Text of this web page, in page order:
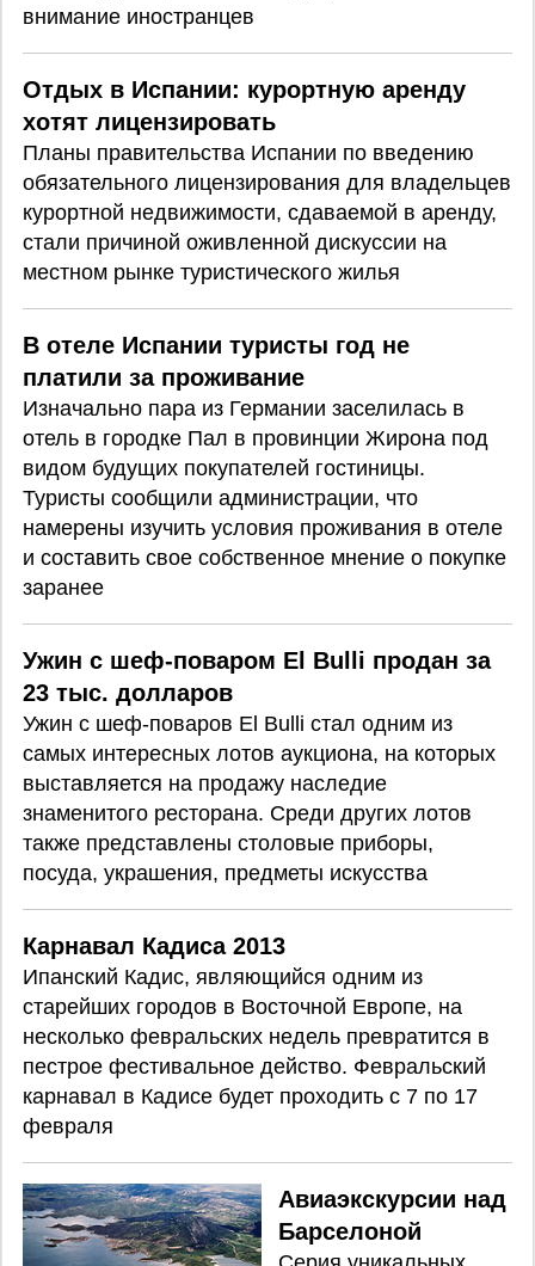
внимание иностранцев
Отдых в Испании: курортную аренду
хотят лицензировать
Планы правительства Испании по введению
обязательного лицензирования для владельцев
курортной недвижимости, сдаваемой в аренду,
стали причиной оживленной дискуссии на
местном рынке туристического жилья
В отеле Испании туристы год не
платили за проживание
Изначально пара из Германии заселилась в
отель в городке Пал в провинции Жирона под
видом будущих покупателей гостиницы.
Туристы сообщили администрации, что
намерены изучить условия проживания в отеле
и составить свое собственное мнение о покупке
заранее
Ужин с шеф-поваром El Bulli продан за
23 тыс. долларов
Ужин с шеф-поваров El Bulli стал одним из
самых интересных лотов аукциона, на которых
выставляется на продажу наследие
знаменитого ресторана. Среди других лотов
также представлены столовые приборы,
посуда, украшения, предметы искусства
Карнавал Кадиса 2013
Ипанский Кадис, являющийся одним из
старейших городов в Восточной Европе, на
несколько февральских недель превратится в
пестрое фестивальное действо. Февральский
карнавал в Кадисе будет проходить с 7 по 17
февраля
Авиаэкскурсии над
Барселоной